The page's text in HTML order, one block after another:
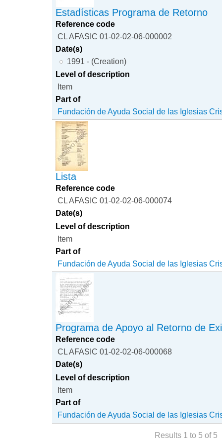
Estadísticas Programa de Retorno
Reference code
CL AFASIC 01-02-02-06-000002
Date(s)
1991 - (Creation)
Level of description
Item
Part of
Fundación de Ayuda Social de las Iglesias
Lista
Reference code
CL AFASIC 01-02-02-06-000074
Date(s)
Level of description
Item
Part of
Fundación de Ayuda Social de las Iglesias
Programa de Apoyo al Retorno de
Reference code
CL AFASIC 01-02-02-06-000068
Date(s)
Level of description
Item
Part of
Fundación de Ayuda Social de las Iglesias
Results 1 to 5 of 5